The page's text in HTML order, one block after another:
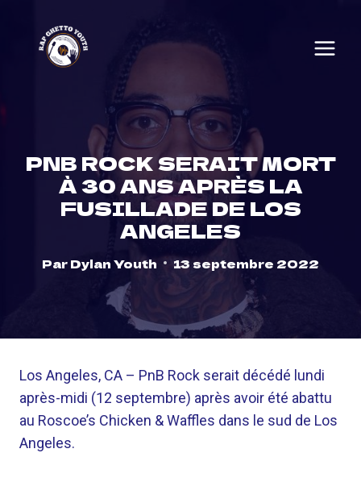
content
PNB ROCK SERAIT MORT
À 30 ANS APRÈS LA
FUSILLADE DE LOS
ANGELES
ParDylan Youth 13 septembre 2022
Los Angeles, CA – PnB Rock serait décédé lundi
après-midi (12 septembre) après avoir été abattu
au Roscoe’s Chicken & Waffles dans le sud de Los
Angeles.